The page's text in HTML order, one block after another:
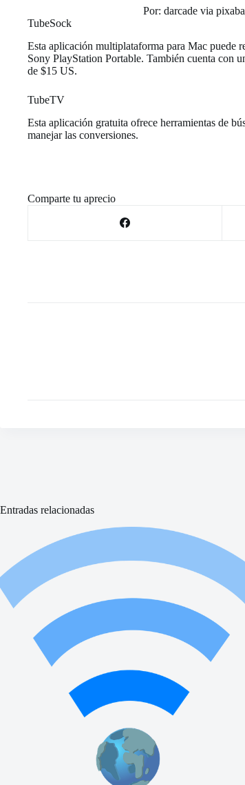
Por: darcade via
TubeSock
Esta aplicación multiplataforma para Mac puede
Sony PlayStation Portable. También cuenta con
de $15 US.
TubeTV
Esta aplicación gratuita ofrece herramientas de
manejar las conversiones.
Comparte tu aprecio
Entradas relacionadas